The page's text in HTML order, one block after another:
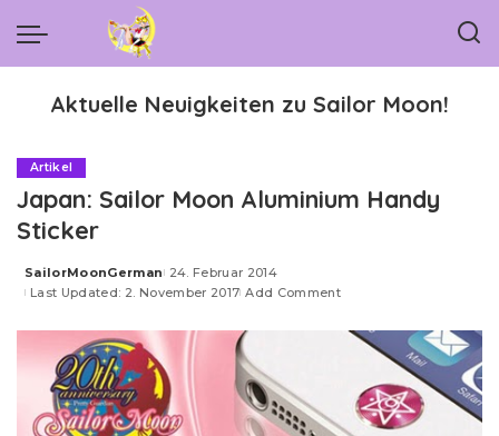
Aktuelle Neuigkeiten zu Sailor Moon!
Artikel
Japan: Sailor Moon Aluminium Handy
Sticker
Posted
by
SailorMoonGerman 24. Februar 2014
Last Updated: 2. November 2017 Add Comment